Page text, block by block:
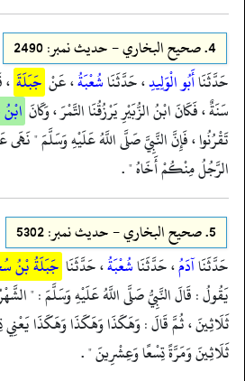
4. صحيح البخاري - حدیث نمبر: 2490
حَدَّثَنَاأَبُو الْوَلِيدِ، حَدَّثَنَاشُعْبَةُ، عَنْ جَبَلَةَ ،
سَنَةٌ ، فَكَانَ ابْنُ الزُّبَيْرِ يَرْزُقُنَا التَّمْرَ ، وَكَانَ
تَقْرُنُوا ، فَإِنَّ النَّبِيَّ صَلَّى اللَّهُ عَلَيْهِ وَسَلَّمَ " نَهَى
الرَّجُلُ مِنْكُمْ أَخَاهُ " .
5. صحيح البخاري - حدیث نمبر: 5302
حَدَّثَنَاآدَمُ، حَدَّثَنَاشُعْبَةُ، حَدَّثَنَا جَبَلَةُ بْنُ
يَقُولُ : قَالَ النَّبِيُّ صَلَّى اللَّهُ عَلَيْهِ وَسَلَّمَ : "
ثَلَاثِينَ ، ثُمَّ قَالَ : وَهَكَذَا وَهَكَذَا وَهَكَذَا
ثَلَاثِينَ وَمَرَّةً تِسْعًا وَعِشْرِينَ " .